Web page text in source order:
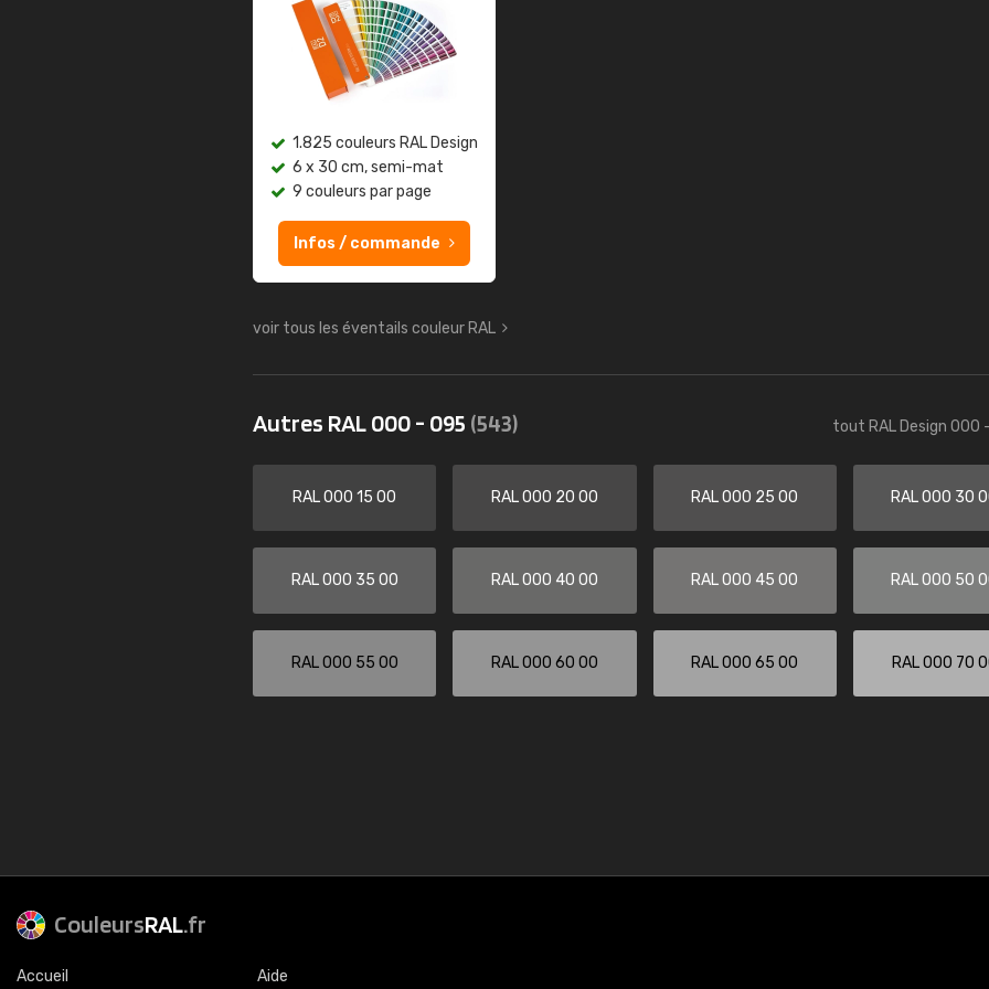
1.825 couleurs RAL Design
6 x 30 cm, semi-mat
9 couleurs par page
Infos / commande
voir tous les éventails couleur RAL
Autres RAL 000 - 095 (543) tout RAL Design 000
RAL 000 15 00 RAL 000 20 00 RAL 000 25 00 RAL 000 30
RAL 000 35 00 RAL 000 40 00 RAL 000 45 00 RAL 000 50
RAL 000 55 00 RAL 000 60 00 RAL 000 65 00 RAL 000 70
CouleursRAL.fr
Accueil Aide